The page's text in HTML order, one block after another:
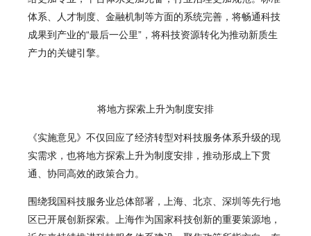
体系、人才制度、金融机制等方面的系统完善，将畅通科技
成果到产业的“最后一公里”，将科技资源转化为推动新质生
产力的关键引擎。
将地方探索上升为制度安排
《实施意见》不仅回应了经济转型对科技服务体系升级的现
实需求，也将地方探索上升为制度安排，推动形成上下贯
通、协同高效的政策合力。
围绕我国科技服务业总体部署，上海、北京、深圳等先行地
区已开展创新探索。上海作为国家科技创新的重要策源地，